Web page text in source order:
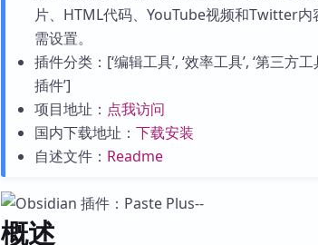
片、HTML代码、YouTube视频和Twitter
需设置。
插件分类：[‘编辑工具’, ‘效率工具’, ‘第三方
插件’]
项目地址： 点我访问
国内下载地址： 下载安装
自述文件： Readme
概述